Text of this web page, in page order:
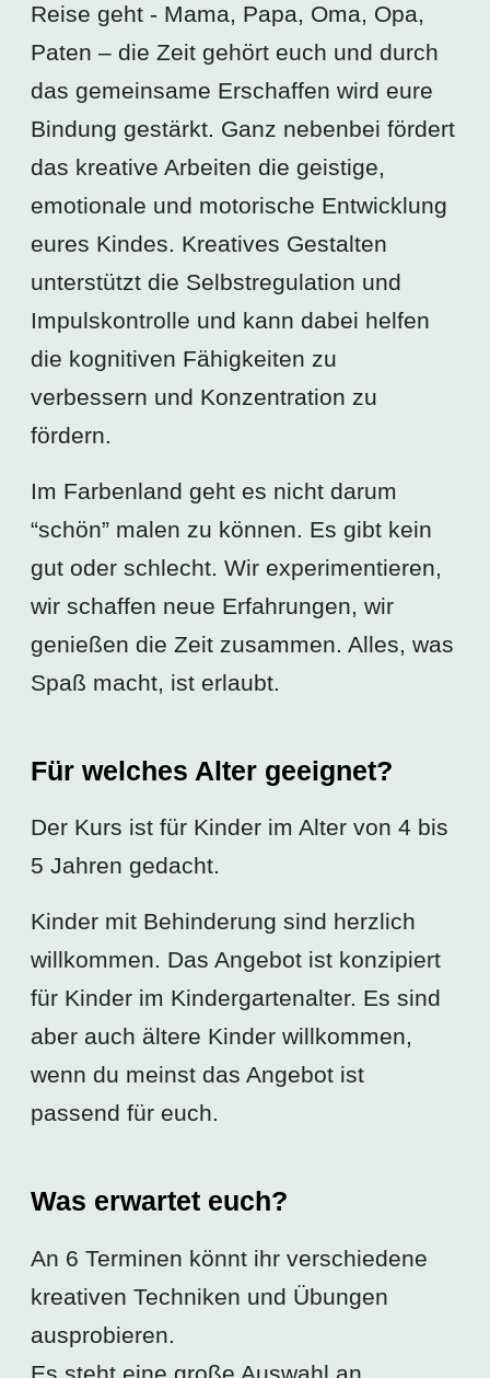
Reise geht - Mama, Papa, Oma, Opa,
Paten – die Zeit gehört euch und durch
das gemeinsame Erschaffen wird eure
Bindung gestärkt. Ganz nebenbei fördert
das kreative Arbeiten die geistige,
emotionale und motorische Entwicklung
eures Kindes. Kreatives Gestalten
unterstützt die Selbstregulation und
Impulskontrolle und kann dabei helfen
die kognitiven Fähigkeiten zu
verbessern und Konzentration zu
fördern.
Im Farbenland geht es nicht darum
“schön” malen zu können. Es gibt kein
gut oder schlecht. Wir experimentieren,
wir schaffen neue Erfahrungen, wir
genießen die Zeit zusammen. Alles, was
Spaß macht, ist erlaubt.
Für welches Alter geeignet?
Der Kurs ist für Kinder im Alter von 4 bis
5 Jahren gedacht.
Kinder mit Behinderung sind herzlich
willkommen. Das Angebot ist konzipiert
für Kinder im Kindergartenalter. Es sind
aber auch ältere Kinder willkommen,
wenn du meinst das Angebot ist
passend für euch.
Was erwartet euch?
An 6 Terminen könnt ihr verschiedene
kreativen Techniken und Übungen
ausprobieren.
Es steht eine große Auswahl an